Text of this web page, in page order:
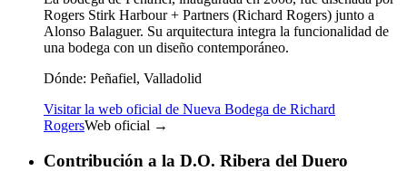
Rogers Stirk Harbour + Partners (Richard Rogers) junto a
Alonso Balaguer. Su arquitectura integra la funcionalidad de
una bodega con un diseño contemporáneo.
Dónde: Peñafiel, Valladolid
Visitar la web oficial de Nueva Bodega de Richard
RogersWeb oficial →
Contribución a la D.O. Ribera del Duero